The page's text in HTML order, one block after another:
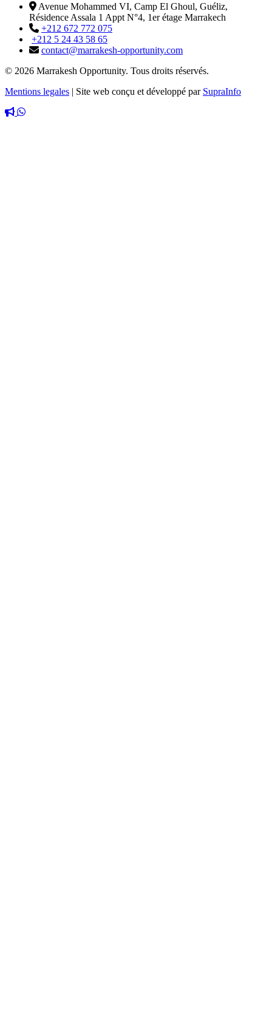
Avenue Mohammed VI, Camp El Ghoul, Guéliz,
Résidence Assala 1 Appt N°4, 1er étage Marrakech
+212 672 772 075
+212 5 24 43 58 65
contact@marrakesh-opportunity.com
© 2026 Marrakesh Opportunity. Tous droits réservés.
Mentions legales | Site web conçu et développé par SupraInfo